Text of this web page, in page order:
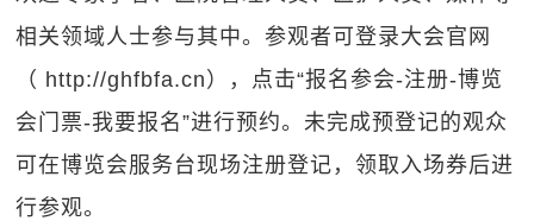
相关领域人士参与其中。参观者可登录大会官网
（ http://ghfbfa.cn），点击“报名参会-注册-博览
会门票-我要报名”进行预约。未完成预登记的观众
可在博览会服务台现场注册登记，领取入场券后进
行参观。